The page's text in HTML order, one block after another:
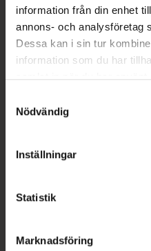
information från din enhet
annons- och analysföretag
Dessa kan i sin tur
information som du har
samlat in när du har använt
Nödvändig
Inställningar
Statistik
Marknadsföring